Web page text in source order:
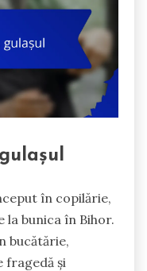
în copilărie,
la bunica în Bihor.
bucătărie,
fragedă și